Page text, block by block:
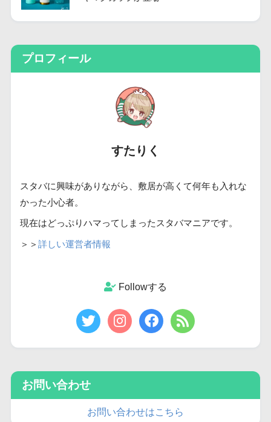
プロフィール
すたりく
スタバに興味がありながら、敷居が高くて何年も入れな
かった小心者。
現在はどっぷりハマってしまったスタバマニアです。
＞＞ 詳しい運営者情報
Followする
お問い合わせ
お問い合わせはこちら